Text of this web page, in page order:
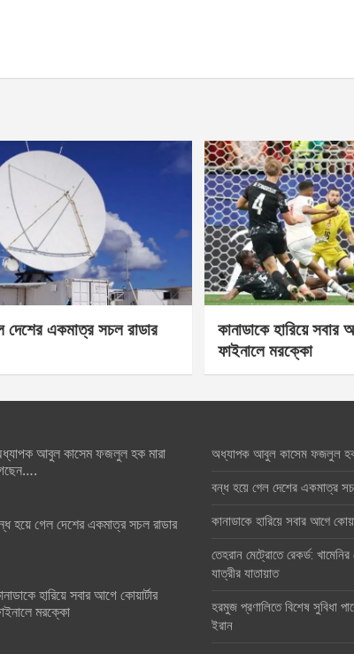
দেশের একমাত্র সচল রাডার
কানাডাকে হারিয়ে সবার
ফাইনালে মরক্কো
আবুল কাসেম ফজলুল হক মারা
হয়ে গেল দেশের একমাত্র সচল রাডার
হারিয়ে সবার আগে কোয়ার্টার
মরক্কো
অধ্যাপক আবুল কাসেম ফজলুল হক
বন্ধ হয়ে গেল দেশের একমাত্র
কানাডাকে হারিয়ে সবার আগে
তেহরান মেট্রোতে রেকর্ড:
যাত্রীর যাতায়াত
হরমুজ প্রণালিতে বিশেষ সুবিধা
ইরান